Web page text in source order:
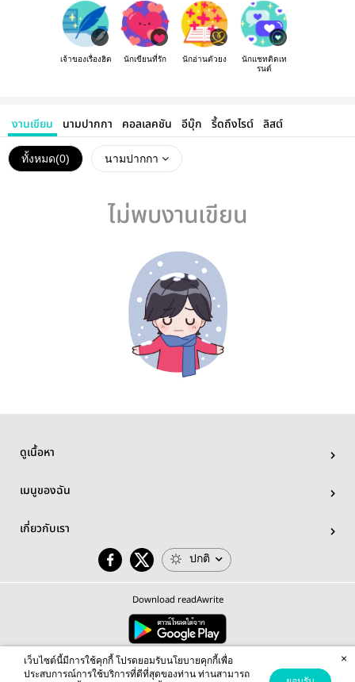
เจ้าของเรื่องฮิต นักเขียนที่รัก นักอ่านตัวยง
นักแชทติดเท
รนด์
งานเขียน นามปากกา คอลเลคชัน อีบุ๊ก รี้ดถึงไรต์ ลิสต์
ทั้งหมด(0) นามปากกา
ไม่พบงานเขียน
ดูเนื้อหา
เมนูของฉัน
เกี่ยวกับเรา
ปกติ
Download readAwrite
© 2026 readAwrite.com by MEB Corporation Public Company Limited
This site is protected by reCAPTCHA and the Google Privacy Policy Terms of Serviceapply.
เว็บไซต์นี้มีการใช้คุกกี้ โปรดยอมรับนโยบายคุกกี้เพื่อ
ประสบการณ์การใช้บริการที่ดีที่สุดของท่าน ท่านสามารถ
×